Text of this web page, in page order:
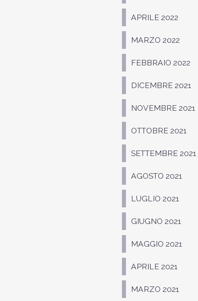
APRILE 2022
MARZO 2022
FEBBRAIO 2022
DICEMBRE 2021
NOVEMBRE 2021
OTTOBRE 2021
SETTEMBRE 2021
AGOSTO 2021
LUGLIO 2021
GIUGNO 2021
MAGGIO 2021
APRILE 2021
MARZO 2021